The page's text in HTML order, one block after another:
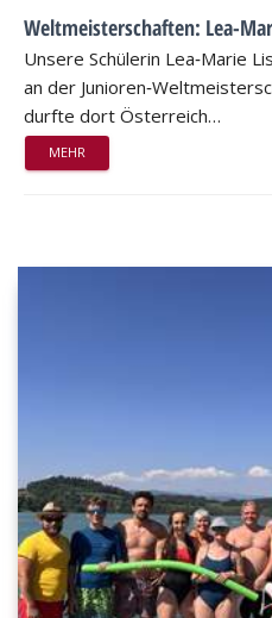
Weltmeisterschaften: Lea-
Unsere Schülerin Lea‑Marie
an der
durfte dort Österreich…
MEHR